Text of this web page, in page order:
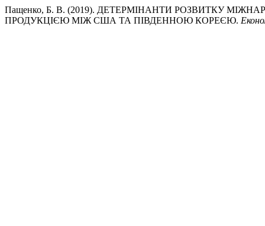
Пащенко, Б. В. (2019). ДЕТЕРМІНАНТИ РОЗВИТКУ
ПРОДУКЦІЄЮ МІЖ США ТА ПІВДЕННОЮ КОРЕЄЮ.